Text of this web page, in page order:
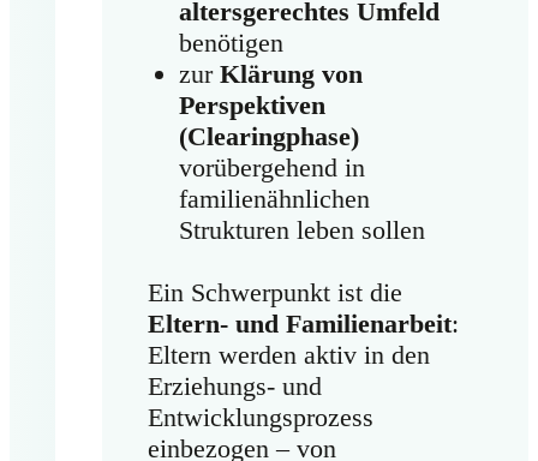
altersgerechtes Umfeld
benötigen
zur Klärung von
Perspektiven
(Clearingphase)
vorübergehend in
familienähnlichen
Strukturen leben sollen
Ein Schwerpunkt ist die
Eltern- und Familienarbeit:
Eltern werden aktiv in den
Erziehungs- und
Entwicklungsprozess
einbezogen – von